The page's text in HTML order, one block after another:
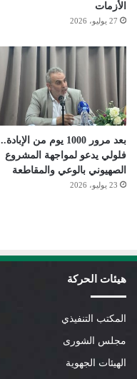
الأزمات
27 يوليو، 2026
بعد مرور 1000 يوم من الإبادة..
فلولي يدعو لمواجهة المشروع
الصهيوني بالوعي والمقاطعة
23 يوليو، 2026
هيئات الحركة
المكتب التنفيذي
مجلس الشورى
الهيئات الجهوية